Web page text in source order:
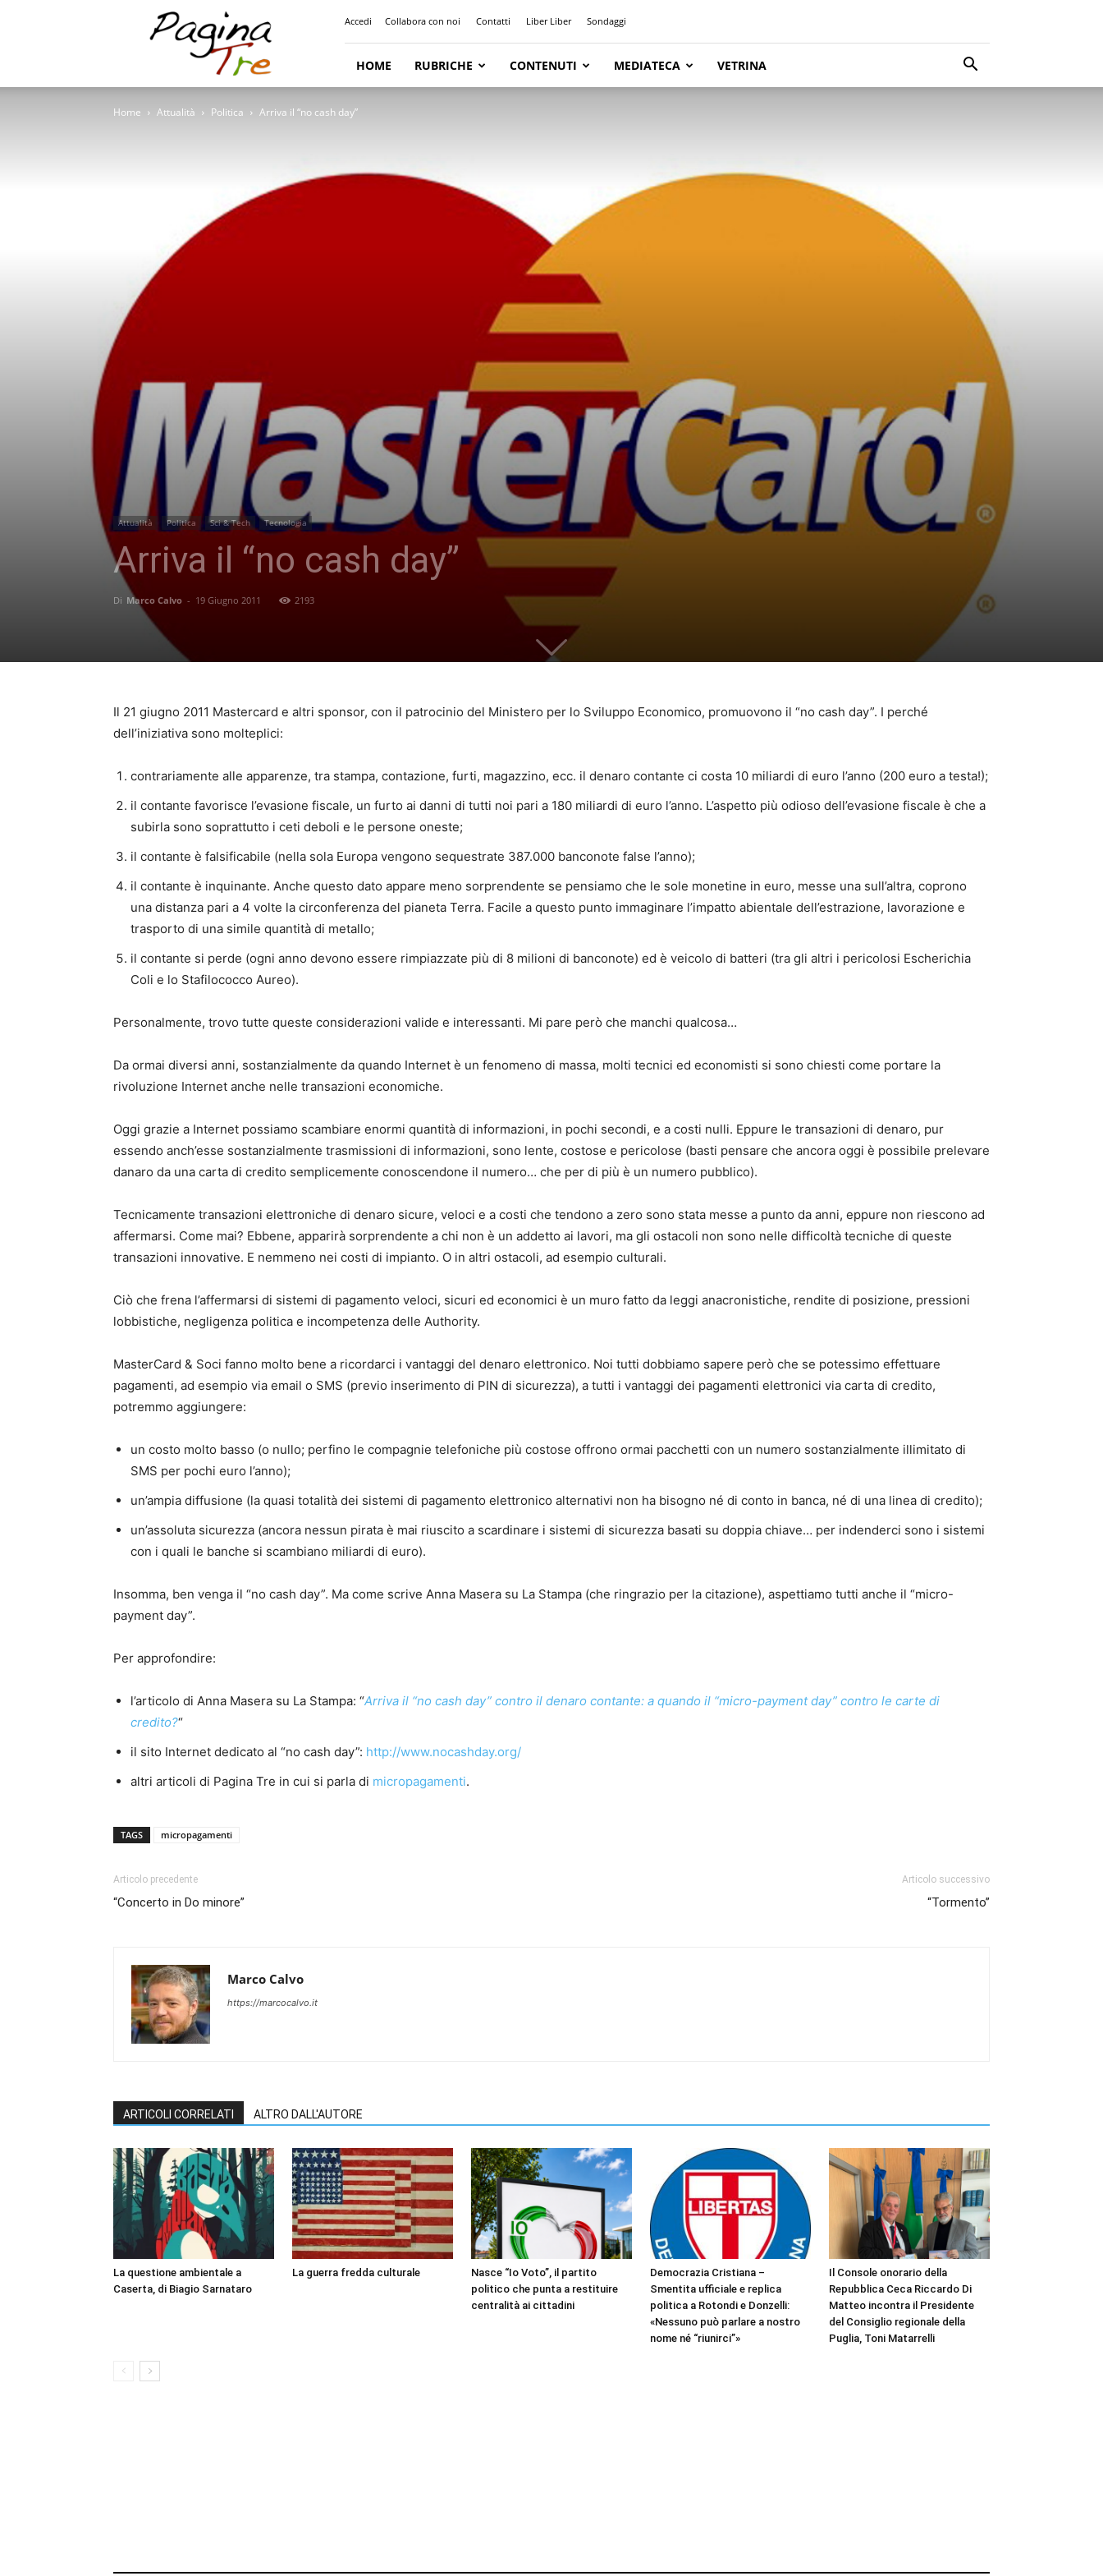
Accedi Collabora con noi Contatti Liber Liber Sondaggi
HOME RUBRICHE CONTENUTI MEDIATECA VETRINA
Home Attualità Politica Arriva il “no cash day”
Attualità Politica Sci & Tech Tecnologia
Arriva il “no cash day”
Di Marco Calvo - 19 Giugno 2011 2193
Il 21 giugno 2011 Mastercard e altri sponsor, con il patrocinio del Ministero per lo Sviluppo Economico, promuovono il “no cash day”. I perché
dell’iniziativa sono molteplici:
contrariamente alle apparenze, tra stampa, contazione, furti, magazzino, ecc. il denaro contante ci costa 10 miliardi di euro l’anno (200 euro a testa!);
il contante favorisce l’evasione fiscale, un furto ai danni di tutti noi pari a 180 miliardi di euro l’anno. L’aspetto più odioso dell’evasione fiscale è che a
subirla sono soprattutto i ceti deboli e le persone oneste;
il contante è falsificabile (nella sola Europa vengono sequestrate 387.000 banconote false l’anno);
il contante è inquinante. Anche questo dato appare meno sorprendente se pensiamo che le sole monetine in euro, messe una sull’altra, coprono
una distanza pari a 4 volte la circonferenza del pianeta Terra. Facile a questo punto immaginare l’impatto abientale dell’estrazione, lavorazione e
trasporto di una simile quantità di metallo;
il contante si perde (ogni anno devono essere rimpiazzate più di 8 milioni di banconote) ed è veicolo di batteri (tra gli altri i pericolosi Escherichia
Coli e lo Stafilococco Aureo).
Personalmente, trovo tutte queste considerazioni valide e interessanti. Mi pare però che manchi qualcosa…
Da ormai diversi anni, sostanzialmente da quando Internet è un fenomeno di massa, molti tecnici ed economisti si sono chiesti come portare la
rivoluzione Internet anche nelle transazioni economiche.
Oggi grazie a Internet possiamo scambiare enormi quantità di informazioni, in pochi secondi, e a costi nulli. Eppure le transazioni di denaro, pur
essendo anch’esse sostanzialmente trasmissioni di informazioni, sono lente, costose e pericolose (basti pensare che ancora oggi è possibile prelevare
danaro da una carta di credito semplicemente conoscendone il numero… che per di più è un numero pubblico).
Tecnicamente transazioni elettroniche di denaro sicure, veloci e a costi che tendono a zero sono stata messe a punto da anni, eppure non riescono ad
affermarsi. Come mai? Ebbene, apparirà sorprendente a chi non è un addetto ai lavori, ma gli ostacoli non sono nelle difficoltà tecniche di queste
transazioni innovative. E nemmeno nei costi di impianto. O in altri ostacoli, ad esempio culturali.
Ciò che frena l’affermarsi di sistemi di pagamento veloci, sicuri ed economici è un muro fatto da leggi anacronistiche, rendite di posizione, pressioni
lobbistiche, negligenza politica e incompetenza delle Authority.
MasterCard & Soci fanno molto bene a ricordarci i vantaggi del denaro elettronico. Noi tutti dobbiamo sapere però che se potessimo effettuare
pagamenti, ad esempio via email o SMS (previo inserimento di PIN di sicurezza), a tutti i vantaggi dei pagamenti elettronici via carta di credito,
potremmo aggiungere:
un costo molto basso (o nullo; perfino le compagnie telefoniche più costose offrono ormai pacchetti con un numero sostanzialmente illimitato di
SMS per pochi euro l’anno);
un’ampia diffusione (la quasi totalità dei sistemi di pagamento elettronico alternativi non ha bisogno né di conto in banca, né di una linea di credito);
un’assoluta sicurezza (ancora nessun pirata è mai riuscito a scardinare i sistemi di sicurezza basati su doppia chiave… per indenderci sono i sistemi
con i quali le banche si scambiano miliardi di euro).
Insomma, ben venga il “no cash day”. Ma come scrive Anna Masera su La Stampa (che ringrazio per la citazione), aspettiamo tutti anche il “micro-
payment day”.
Per approfondire:
l’articolo di Anna Masera su La Stampa: “Arriva il “no cash day” contro il denaro contante: a quando il “micro-payment day” contro le carte di
credito?“
il sito Internet dedicato al “no cash day”: http://www.nocashday.org/
altri articoli di Pagina Tre in cui si parla di micropagamenti.
TAGS micropagamenti
Articolo precedente
“Concerto in Do minore”
Articolo successivo
“Tormento”
Marco Calvo
https://marcocalvo.it
ARTICOLI CORRELATI ALTRO DALL'AUTORE
La questione ambientale a
Caserta, di Biagio Sarnataro
La guerra fredda culturale
Nasce “Io Voto”, il partito
politico che punta a restituire
centralità ai cittadini
Democrazia Cristiana –
Smentita ufficiale e replica
politica a Rotondi e Donzelli:
«Nessuno può parlare a nostro
nome né “riunirci”»
Il Console onorario della
Repubblica Ceca Riccardo Di
Matteo incontra il Presidente
del Consiglio regionale della
Puglia, Toni Matarrelli